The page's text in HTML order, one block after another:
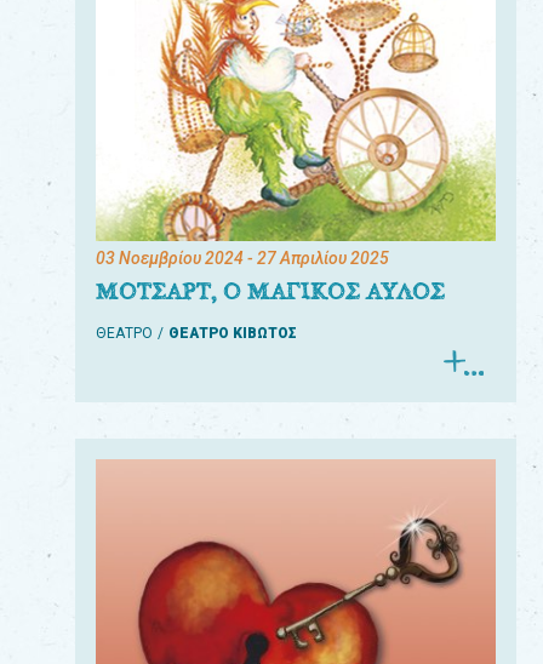
03 Νοεμβρίου 2024- 27 Απριλίου 2025
ΜΟΤΣΑΡΤ, Ο ΜΑΓΙΚΟΣ ΑΥΛΟΣ
ΘΕΑΤΡΟ ΘΕΑΤΡΟ ΚΙΒΩΤΟΣ